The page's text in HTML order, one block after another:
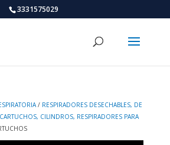
3331575029
/ RESPIRADORES DESECHABLES, DE
CILINDROS, RESPIRADORES PARA